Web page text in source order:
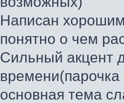
Написан
понятно о чем
Сильный акцент
времени(парочка
основная тема